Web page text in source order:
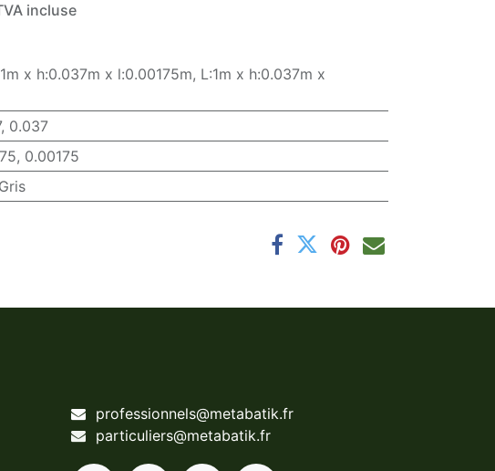
incluse
x h:0.037m x l:0.00175m, L:1m x h:0.037m x
, 0.037
, 0.00175
Gris
professionnels@metabatik.fr
particuliers@metabatik.fr